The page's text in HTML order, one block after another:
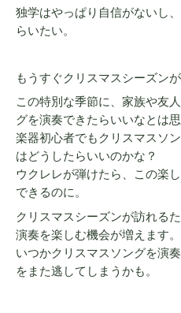
独学はやっぱり自信がないし
らいたい。
もうすぐクリスマスシーズン
この特別な季節に、家族や友
グを演奏できたらいいなとは
楽器初心者でもクリスマスソ
はどうしたらいいのかな？
ウクレレが弾けたら、この楽
できるのに。
クリスマスシーズンが訪れる
演奏を楽しむ機会が増えます。
いつかクリスマスソングを演
をまた逃してしまうかも。